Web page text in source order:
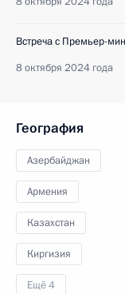
Встреча с Премьер-
8 октября 2024 года
География
Азербайджан
Армения
Казахстан
Киргизия
Ещё 4